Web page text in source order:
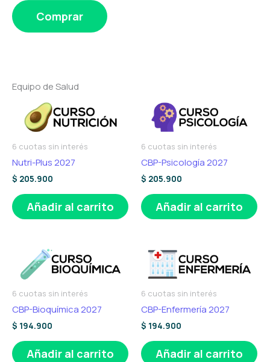
Comprar
Equipo de Salud
6 cuotas sin interés
Nutri-Plus 2027
$ 205.900
Añadir al carrito
6 cuotas sin interés
CBP-Psicología 2027
$ 205.900
Añadir al carrito
6 cuotas sin interés
CBP-Bioquímica 2027
$ 194.900
Añadir al carrito
6 cuotas sin interés
CBP-Enfermería 2027
$ 194.900
Añadir al carrito